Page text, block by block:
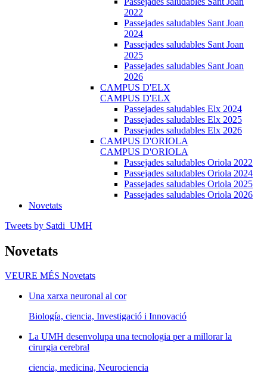
2022
Passejades saludables Sant Joan
2024
Passejades saludables Sant Joan
2025
Passejades saludables Sant Joan
2026
CAMPUS D'ELX
CAMPUS D'ELX
Passejades saludables Elx 2024
Passejades saludables Elx 2025
Passejades saludables Elx 2026
CAMPUS D'ORIOLA
CAMPUS D'ORIOLA
Passejades saludables Oriola 2022
Passejades saludables Oriola 2024
Passejades saludables Oriola 2025
Passejades saludables Oriola 2026
Novetats
Tweets by Satdi_UMH
Novetats
VEURE MÉS Novetats
Una xarxa neuronal al cor
Biología, ciencia, Investigació i Innovació
La UMH desenvolupa una tecnologia per a millorar la
cirurgia cerebral
ciencia, medicina, Neurociencia